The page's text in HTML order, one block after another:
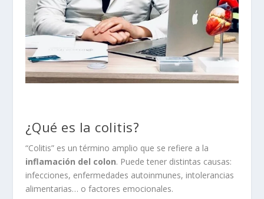
¿Qué es la colitis?
“Colitis” es un término amplio que se refiere a la
inflamación del colon. Puede tener distintas causas:
infecciones, enfermedades autoinmunes, intolerancias
alimentarias… o factores emocionales.